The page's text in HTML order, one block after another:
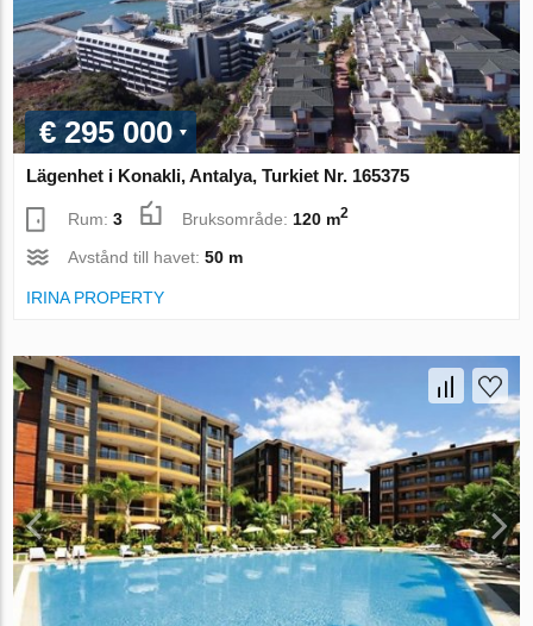
€ 295 000
Lägenhet i Konakli, Antalya, Turkiet Nr. 165375
Rum:3 Bruksområde: 120 m2
Avstånd till havet:50 m
IRINA PROPERTY